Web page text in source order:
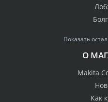
Показать
О
Makita
Как